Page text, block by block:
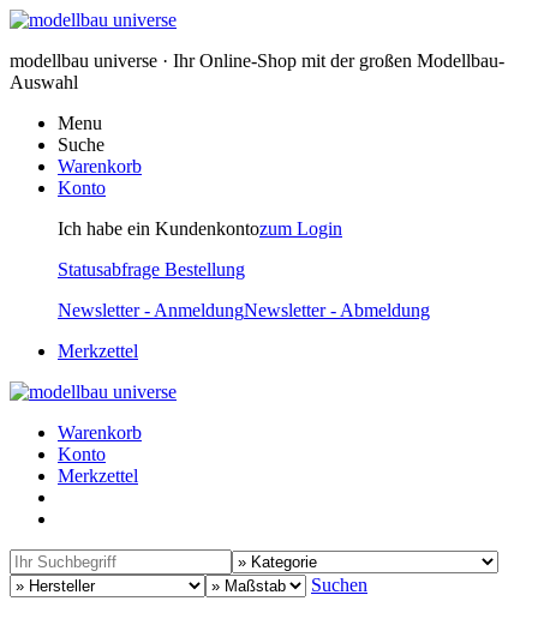
modellbau universe · Ihr Online-Shop mit der großen Modellbau-
Auswahl
Menu
Suche
Warenkorb
Konto
Ich habe ein Kundenkontozum Login
Statusabfrage Bestellung
Newsletter - AnmeldungNewsletter - Abmeldung
Merkzettel
Warenkorb
Konto
Merkzettel
Suchen